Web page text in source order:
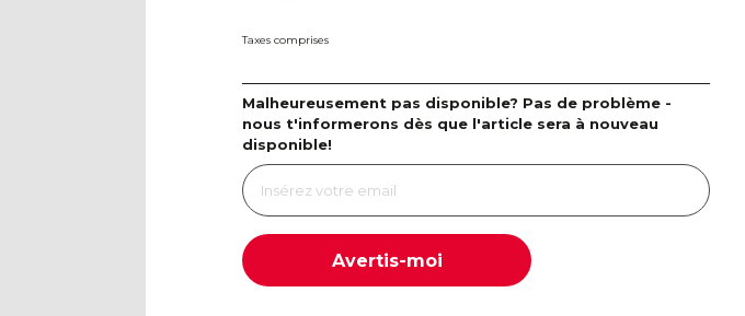
Taxes comprises
Malheureusement pas disponible? Pas de problème -
nous t'informerons dès que l'article sera à nouveau
disponible!
Avertis-moi